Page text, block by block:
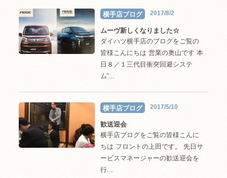
横手店ブログ 2017/8/2
ムーヴ新しくなりました☆
ダイハツ横手店のブログをご覧の
皆様こんにちは 営業の奥山です 本
日８／１三代目衝突回避システ
ム“...
横手店ブログ 2017/5/10
歓送迎会
横手店ブログをご覧の皆様こんに
ちは フロントの上田です。 先日サ
ービスマネージャーの歓送迎会を
行...